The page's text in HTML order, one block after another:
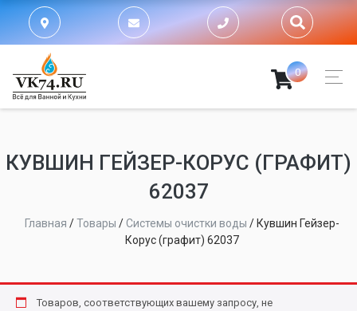
0
КУВШИН ГЕЙЗЕР-КОРУС (ГРАФИТ)
62037
Главная /Товары /Системы очистки воды / Кувшин Гейзер-
Корус (графит) 62037
Товаров, соответствующих вашему запросу, не